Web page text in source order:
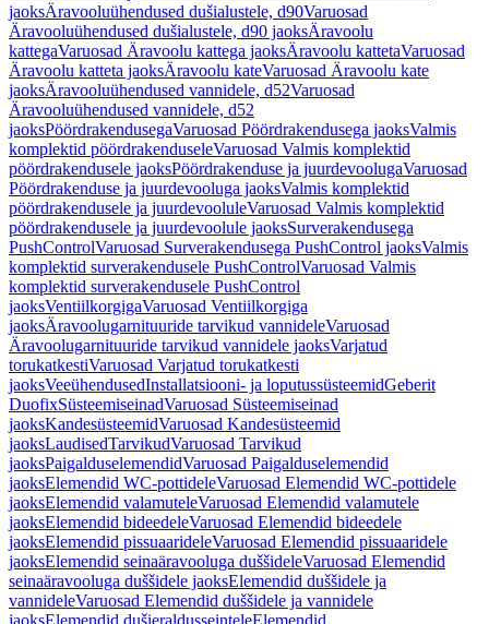
jaoksÄravooluühendused dušialustele, d90Varuosad
Äravooluühendused dušialustele, d90 jaoksÄravoolu
kattegaVaruosad Äravoolu kattega jaoksÄravoolu kattetaVaruosad
Äravoolu katteta jaoksÄravoolu kateVaruosad Äravoolu kate
jaoksÄravooluühendused vannidele, d52Varuosad
Äravooluühendused vannidele, d52
jaoksPöördrakendusegaVaruosad Pöördrakendusega jaoksValmis
komplektid pöördrakenduseleVaruosad Valmis komplektid
pöördrakendusele jaoksPöördrakenduse ja juurdevoolugaVaruosad
Pöördrakenduse ja juurdevooluga jaoksValmis komplektid
pöördrakendusele ja juurdevooluleVaruosad Valmis komplektid
pöördrakendusele ja juurdevoolule jaoksSurverakendusega
PushControlVaruosad Surverakendusega PushControl jaoksValmis
komplektid surverakendusele PushControlVaruosad Valmis
komplektid surverakendusele PushControl
jaoksVentiilkorgigaVaruosad Ventiilkorgiga
jaoksÄravoolugarnituuride tarvikud vannideleVaruosad
Äravoolugarnituuride tarvikud vannidele jaoksVarjatud
torukatkestiVaruosad Varjatud torukatkesti
jaoksVeeühendusedInstallatsiooni- ja loputussüsteemidGeberit
DuofixSüsteemiseinadVaruosad Süsteemiseinad
jaoksKandesüsteemidVaruosad Kandesüsteemid
jaoksLaudisedTarvikudVaruosad Tarvikud
jaoksPaigalduselemendidVaruosad Paigalduselemendid
jaoksElemendid WC-pottideleVaruosad Elemendid WC-pottidele
jaoksElemendid valamuteleVaruosad Elemendid valamutele
jaoksElemendid bideedeleVaruosad Elemendid bideedele
jaoksElemendid pissuaarideleVaruosad Elemendid pissuaaridele
jaoksElemendid seinaäravooluga duššideleVaruosad Elemendid
seinaäravooluga duššidele jaoksElemendid duššidele ja
vannideleVaruosad Elemendid duššidele ja vannidele
jaoksElemendid dušieraldusseinteleElemendid